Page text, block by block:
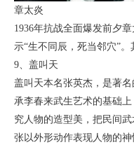
章太炎
1936年抗战全面爆发前夕
示“生不同辰，死当邻穴”。
9、盖叫天
盖叫天本名张英杰，是著
承李春来武生艺术的基础
究人物的造型美，把民间
张以外形动作表现人物的